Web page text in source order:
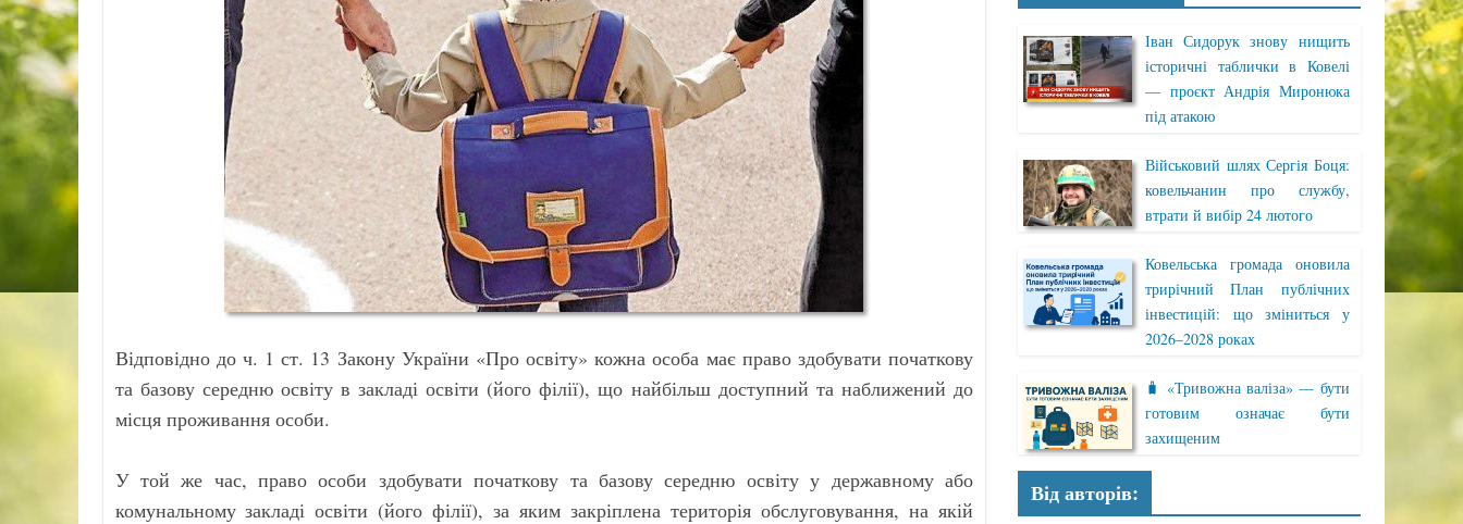
Відповідно до ч. 1 ст. 13 Закону України «Про освіту» кожна особа має право здобувати початкову
та базову середню освіту в закладі освіти (його філії), що найбільш доступний та наближений до
місця проживання особи.
У той же час, право особи здобувати початкову та базову середню освіту у державному або
комунальному закладі освіти (його філії), за яким закріплена територія обслуговування, на якій
Іван Сидорук знову нищить
історичні таблички в Ковелі
— проєкт Андрія Миронюка
під атакою
Військовий шлях Сергія Боця:
ковельчанин про службу,
втрати й вибір 24 лютого
Ковельська громада оновила
трирічний План публічних
інвестицій: що зміниться у
2026–2028 роках
🧳 «Тривожна валіза» — бути
готовим означає бути
захищеним
Від авторів: